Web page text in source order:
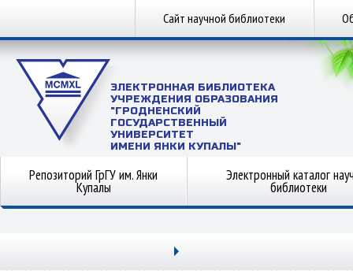
Сайт научной библиотеки
ЭЛЕКТРОННАЯ БИБЛИОТЕКА
УЧРЕЖДЕНИЯ ОБРАЗОВАНИЯ
"ГРОДНЕНСКИЙ
ГОСУДАРСТВЕННЫЙ
УНИВЕРСИТЕТ
ИМЕНИ ЯНКИ КУПАЛЫ"
Репозиторий ГрГУ им. Янки
Купалы
Электронный каталог
библиотеки